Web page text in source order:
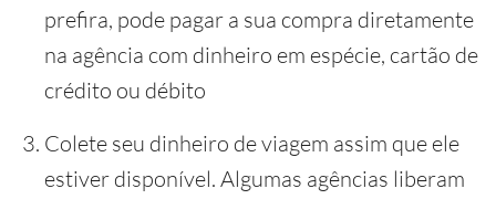
prefira, pode pagar a sua compra diretamente
na agência com dinheiro em espécie, cartão de
crédito ou débito
Colete seu dinheiro de viagem assim que ele
estiver disponível. Algumas agências liberam